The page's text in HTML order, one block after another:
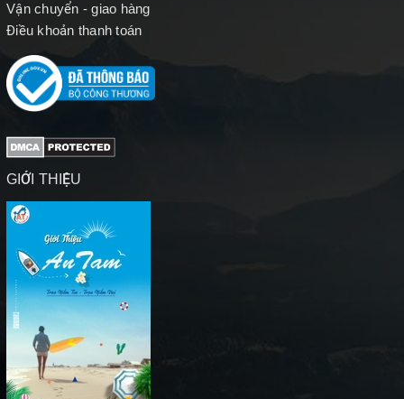
Vận chuyển - giao hàng
Điều khoản thanh toán
GIỚI THIỆU